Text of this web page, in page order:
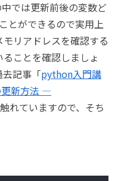
では更新前後の変数ど
とができるので実用上
リアドレスを確認する
ことを確認しましょ
記事「python入門講
更新方法 —
れていますので、そち